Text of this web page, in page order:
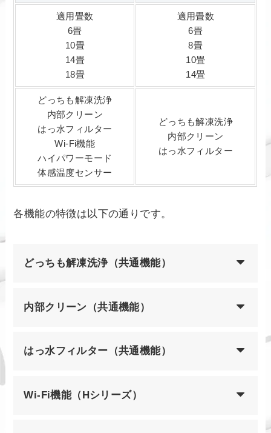
適用畳数
6畳
10畳
14畳
18畳
適用畳数
6畳
8畳
10畳
14畳
どっちも解凍洗浄
内部クリーン
はっ水フィルター
Wi-Fi機能
ハイパワーモード
体感温度センサー
どっちも解凍洗浄
内部クリーン
はっ水フィルター
各機能の特徴は以下の通りです。
どっちも解凍洗浄（共通機能）
内部クリーン（共通機能）
はっ水フィルター（共通機能）
Wi-Fi機能（Hシリーズ）